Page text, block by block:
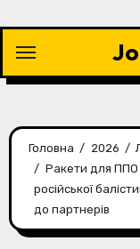
контенту
Головна 2026
Ракети для ППО
російської
до партнерів